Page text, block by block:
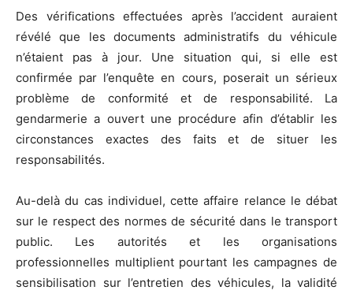
Des vérifications effectuées après l’accident auraient
révélé que les documents administratifs du véhicule
n’étaient pas à jour. Une situation qui, si elle est
confirmée par l’enquête en cours, poserait un sérieux
problème de conformité et de responsabilité. La
gendarmerie a ouvert une procédure afin d’établir les
circonstances exactes des faits et de situer les
responsabilités.
Au-delà du cas individuel, cette affaire relance le débat
sur le respect des normes de sécurité dans le transport
public. Les autorités et les organisations
professionnelles multiplient pourtant les campagnes de
sensibilisation sur l’entretien des véhicules, la validité